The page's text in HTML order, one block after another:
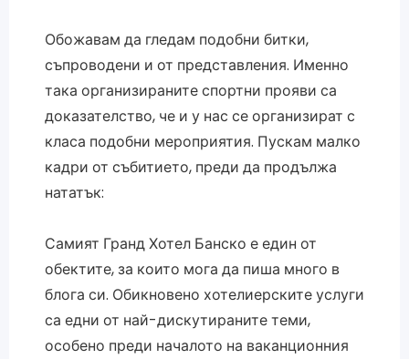
Обожавам да гледам подобни битки,
съпроводени и от представления. Именно
така организираните спортни прояви са
доказателство, че и у нас се организират с
класа подобни мероприятия. Пускам малко
кадри от събитието, преди да продължа
нататък:
Самият Гранд Хотел Банско е един от
обектите, за които мога да пиша много в
блога си. Обикновено хотелиерските услуги
са едни от най-дискутираните теми,
особено преди началото на ваканционния